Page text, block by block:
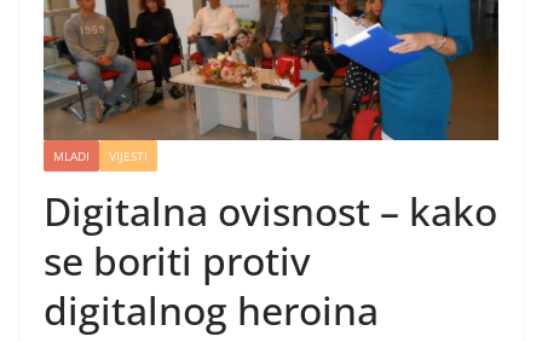
MLADI VIJESTI
Digitalna ovisnost – kako
se boriti protiv
digitalnog heroina